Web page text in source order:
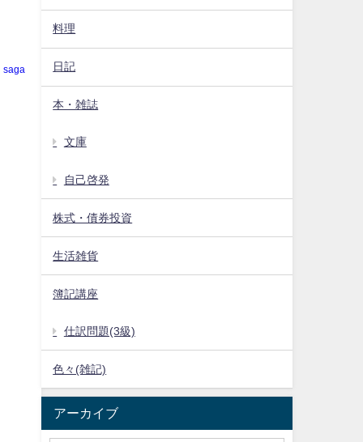
saga
料理
日記
本・雑誌
文庫
自己啓発
株式・債券投資
生活雑貨
簿記講座
仕訳問題(3級)
色々(雑記)
アーカイブ